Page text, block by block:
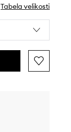
Tabela velikosti